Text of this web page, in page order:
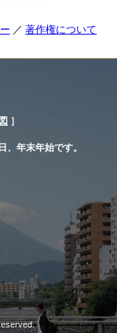
著作権について
］
年末年始です。